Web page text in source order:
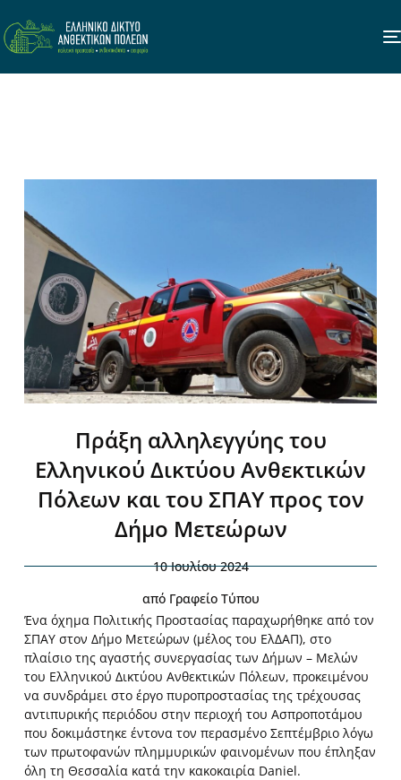
Πράξη αλληλεγγύης του
Ελληνικού Δικτύου Ανθεκτικών
Πόλεων και του ΣΠΑΥ προς τον
Δήμο Μετεώρων
10 Ιουλίου 2024
απόΓραφείο Τύπου
Ένα όχημα Πολιτικής Προστασίας παραχωρήθηκε από τον
ΣΠΑΥ στον Δήμο Μετεώρων (μέλος του ΕλΔΑΠ), στο
πλαίσιο της αγαστής συνεργασίας των Δήμων – Μελών
του Ελληνικού Δικτύου Ανθεκτικών Πόλεων, προκειμένου
να συνδράμει στο έργο πυροπροστασίας της τρέχουσας
αντιπυρικής περιόδου στην περιοχή του Ασπροποτάμου
που δοκιμάστηκε έντονα τον περασμένο Σεπτέμβριο λόγω
των πρωτοφανών πλημμυρικών φαινομένων που έπληξαν
όλη τη Θεσσαλία κατά την κακοκαιρία Daniel.